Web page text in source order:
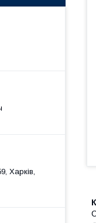
Харків,